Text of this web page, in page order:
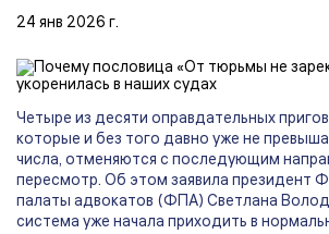
24 янв 2026 г.
Четыре из десяти оправдательных
которые и без того давно уже не
числа, отменяются с последующим
пересмотр. Об этом заявила президент
палаты адвокатов (ФПА) Светлана
система уже начала приходить в